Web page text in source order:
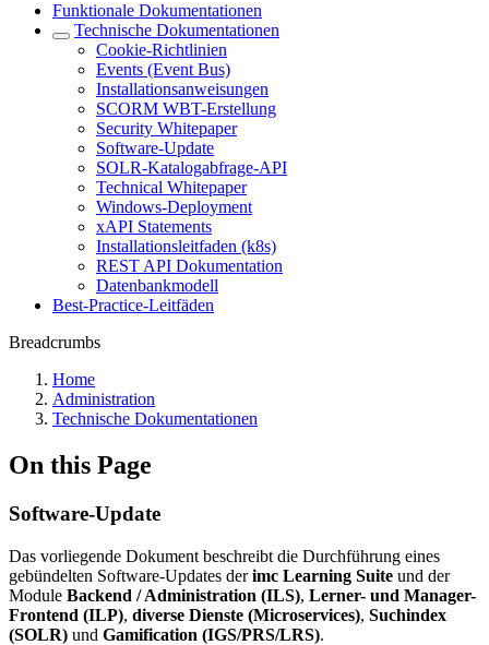
Funktionale Dokumentationen
Technische Dokumentationen
Cookie-Richtlinien
Events (Event Bus)
Installationsanweisungen
SCORM WBT-Erstellung
Security Whitepaper
Software-Update
SOLR-Katalogabfrage-API
Technical Whitepaper
Windows-Deployment
xAPI Statements
Installationsleitfaden (k8s)
REST API Dokumentation
Datenbankmodell
Best-Practice-Leitfäden
Breadcrumbs
Home
Administration
Technische Dokumentationen
On this Page
Software-Update
Das vorliegende Dokument beschreibt die Durchführung eines
gebündelten Software-Updates derimc Learning Suite und der
Module Backend / Administration (ILS), Lerner- und Manager-
Frontend (ILP), diverse Dienste (Microservices), Suchindex
(SOLR) und Gamification (IGS/PRS/LRS).